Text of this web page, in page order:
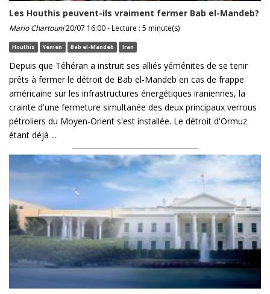
Les Houthis peuvent-ils vraiment fermer Bab el-Mandeb?
Mario Chartouni20/07 16:00 - Lecture : 5 minute(s)
Houthis Yémen Bab el-Mandeb Iran
Depuis que Téhéran a instruit ses alliés yéménites de se tenir
prêts à fermer le détroit de Bab el-Mandeb en cas de frappe
américaine sur les infrastructures énergétiques iraniennes, la
crainte d'une fermeture simultanée des deux principaux verrous
pétroliers du Moyen-Orient s'est installée. Le détroit d'Ormuz
étant déjà ...